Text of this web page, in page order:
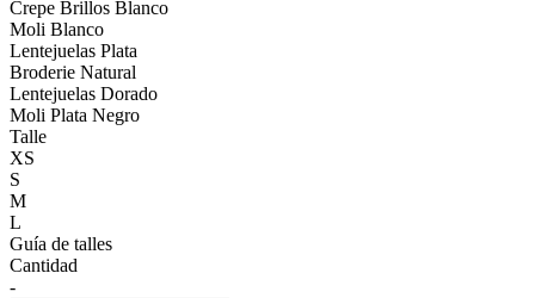
Crepe Brillos Blanco
Moli Blanco
Lentejuelas Plata
Broderie Natural
Lentejuelas Dorado
Moli Plata Negro
Talle
XS
S
M
L
Guía de talles
Cantidad
-